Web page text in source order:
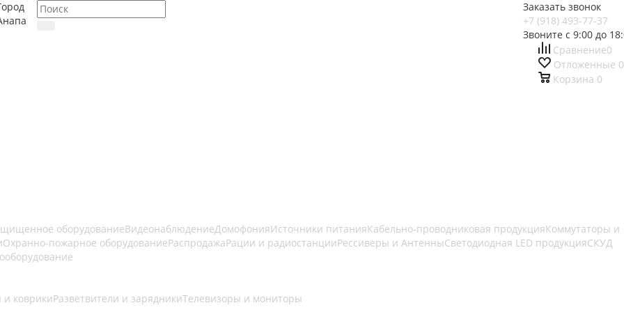
Заказать звонок
+7 (918) 493-77-37
Звоните с 9:00 до
Сравнение0
Отложенные 0
Корзина 0
оборудованиеВидеонаблюдениеДомофонияИсточники питанияКабельно-проводниковая продукцияКоммутаторы и
Охранно-пожарное оборудованиеРаспродажаРации и радиостанцииРессиверы и АнтенныСветодиодная LED продукцияСКУД
коврикиРазветвители и зарядникиТелевизоры и мониторы